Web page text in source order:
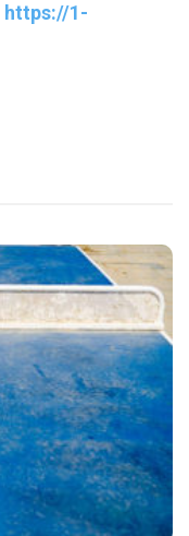
https://1-